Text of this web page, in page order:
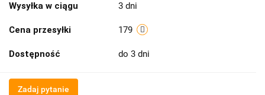
Wysyłka w ciągu 3 dni
Cena przesyłki 179
Dostępność do 3 dni
Zadaj pytanie